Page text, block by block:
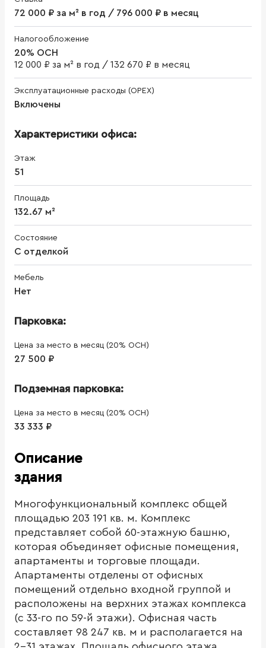
72 000 ₽ за м² в год / 796 000 ₽ в месяц
Налогообложение
20% ОСН
12 000 ₽ за м² в год / 132 670 ₽ в месяц
Эксплуатационные расходы (OPEX)
Включены
Характеристики офиса:
Этаж
51
Площадь
132.67 м²
Состояние
С отделкой
Мебель
Нет
Парковка:
Цена за место в месяц (20% ОСН)
27 500 ₽
Подземная парковка:
Цена за место в месяц (20% ОСН)
33 333 ₽
Описание
здания
Многофункциональный комплекс общей
площадью 203 191 кв. м. Комплекс
представляет собой 60-этажную башню,
которая объединяет офисные помещения,
апартаменты и торговые площади.
Апартаменты отделены от офисных
помещений отдельно входной группой и
расположены на верхних этажах комплекса
(с 33-го по 59-й этажи). Офисная часть
составляет 98 247 кв. м и располагается на